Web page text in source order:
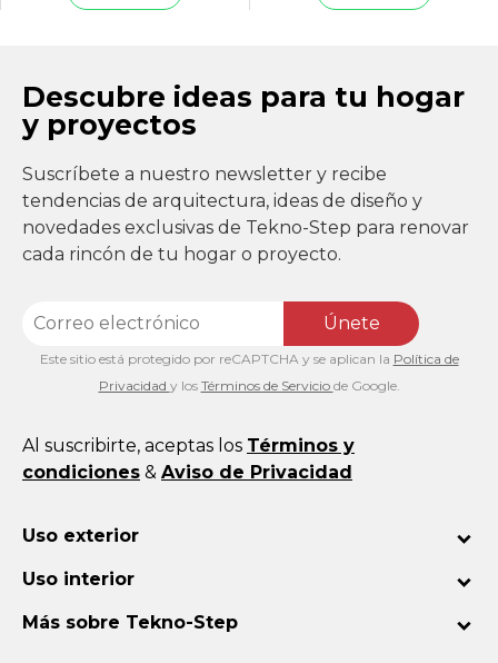
Descubre ideas para tu hogar
y proyectos
Suscríbete a nuestro newsletter y recibe
tendencias de arquitectura, ideas de diseño y
novedades exclusivas de Tekno-Step para renovar
cada rincón de tu hogar o proyecto.
Únete
Este sitio está protegido por reCAPTCHA y se aplican la Política de
Privacidad y los Términos de Servicio de Google.
Al suscribirte, aceptas los Términos y
condiciones & Aviso de Privacidad
Uso exterior
Uso interior
Más sobre Tekno-Step